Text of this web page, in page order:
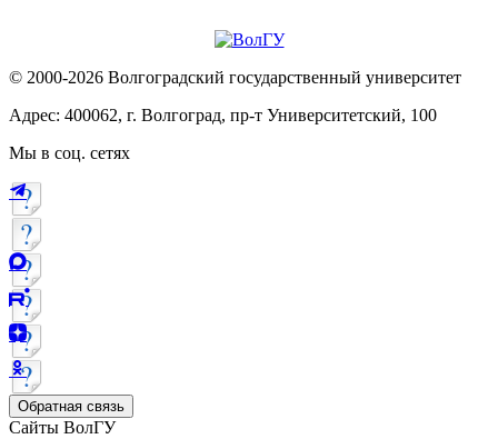
© 2000-2026 Волгоградский государственный университет
Адрес: 400062, г. Волгоград, пр-т Университетский, 100
Мы в соц. сетях
Обратная связь
Сайты ВолГУ